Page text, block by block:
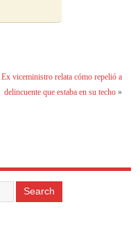
Ex viceministro relata cómo repelió a
delincuente que estaba en su techo»